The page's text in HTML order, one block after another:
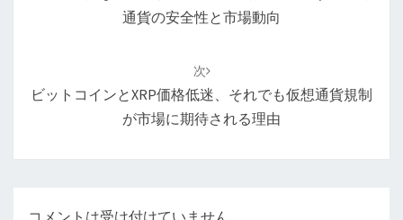
通貨の安全性と市場動向
次
ビットコインとXRP価格低迷、それでも仮想通貨規制
が市場に期待される理由